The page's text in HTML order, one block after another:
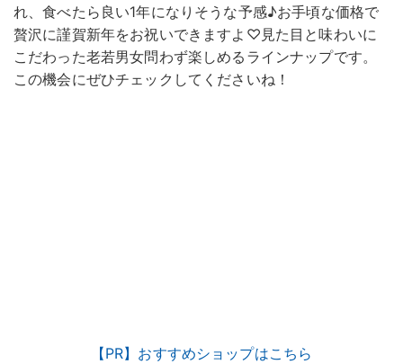
れ、食べたら良い1年になりそうな予感♪お手頃な価格で
贅沢に謹賀新年をお祝いできますよ♡見た目と味わいに
こだわった老若男女問わず楽しめるラインナップです。
この機会にぜひチェックしてくださいね！
【PR】おすすめショップはこちら